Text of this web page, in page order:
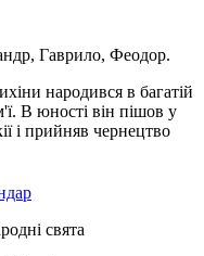
Гаврило, Феодор.
народився в багатій
В юності він пішов у
і прийняв чернецтво
свята